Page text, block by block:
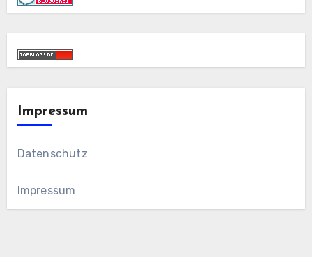
Impressum
Datenschutz
Impressum